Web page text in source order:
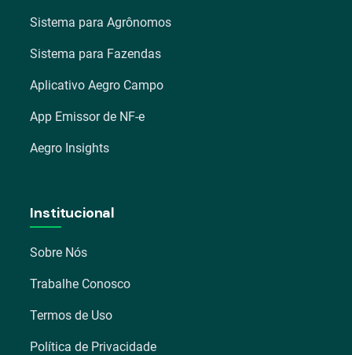
Sistema para Agrônomos
Sistema para Fazendas
Aplicativo Aegro Campo
App Emissor de NF-e
Aegro Insights
Institucional
Sobre Nós
Trabalhe Conosco
Termos de Uso
Política de Privacidade